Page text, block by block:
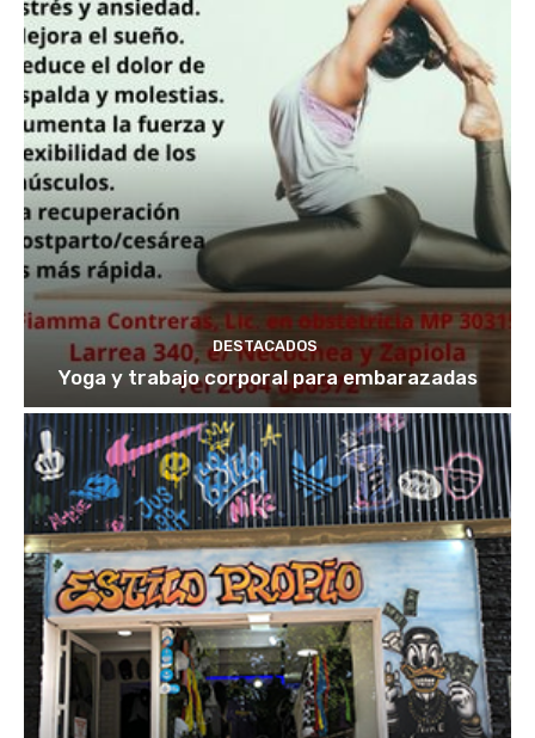
DESTACADOS
Yoga y trabajo corporal para embarazadas